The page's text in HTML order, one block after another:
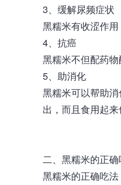
3、缓解尿频症状
黑糯米有收涩作用
4、抗癌
黑糯米不但配药物
5、助消化
黑糯米可以帮助
出，而且食用起来
二、 黑糯米的正
黑糯米的正确吃